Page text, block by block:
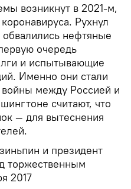
возникнут в 2021-м,
Рухнул
обвалились нефтяные
очередь
и испытывающие
Именно они стали
между Россией и
считают, что
— для вытеснения
и президент
торжественным
2017